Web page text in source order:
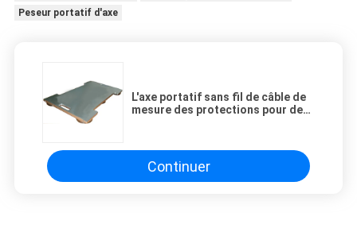
Peseur portatif d'axe
L'axe portatif sans fil de câble de
mesure des protections pour des
Continuer